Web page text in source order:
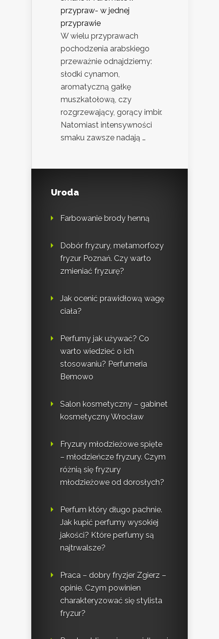
przypraw- w jednej
przyprawie
W wielu przyprawach
pochodzenia arabskiego
przeważnie odnajdziemy:
słodki cynamon,
aromatyczną gałkę
muszkatołową, czy
rozgrzewający, gorący imbir.
Natomiast intensywności
smaku zawsze nadają …
Uroda
Farbowanie brody henną
Dobór fryzury, metamorfozy
fryzur Poznań. Czy warto
zmieniać fryzurę?
Jak ocenić prawidłową wagę
ciała?
Perfumy jak używać? Co
warto wiedzieć o ich
stosowaniu? Perfumeria
Bemowo
Salon kosmetyczny – gabinet
kosmetyczny Wrocław
Fryzury młodzieżowe spięte
– młodzieńcze fryzury. Czym
różnią się fryzury
młodzieżowe od dorosłych?
Perfum który długo pachnie.
Jak kupić perfumy wysokiej
jakości? Które perfumy są
najtrwalsze?
Praca – dobry fryzjer Zgierz –
opinie. Czym powinien
charakteryzować się stylista
fryzur?